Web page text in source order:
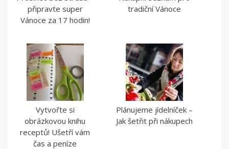
připravte super
Vánoce za 17 hodin!
tradiční Vánoce
Vytvořte si
obrázkovou knihu
receptů! Ušetří vám
čas a peníze
Plánujeme jídelníček –
Jak šetřit při nákupech